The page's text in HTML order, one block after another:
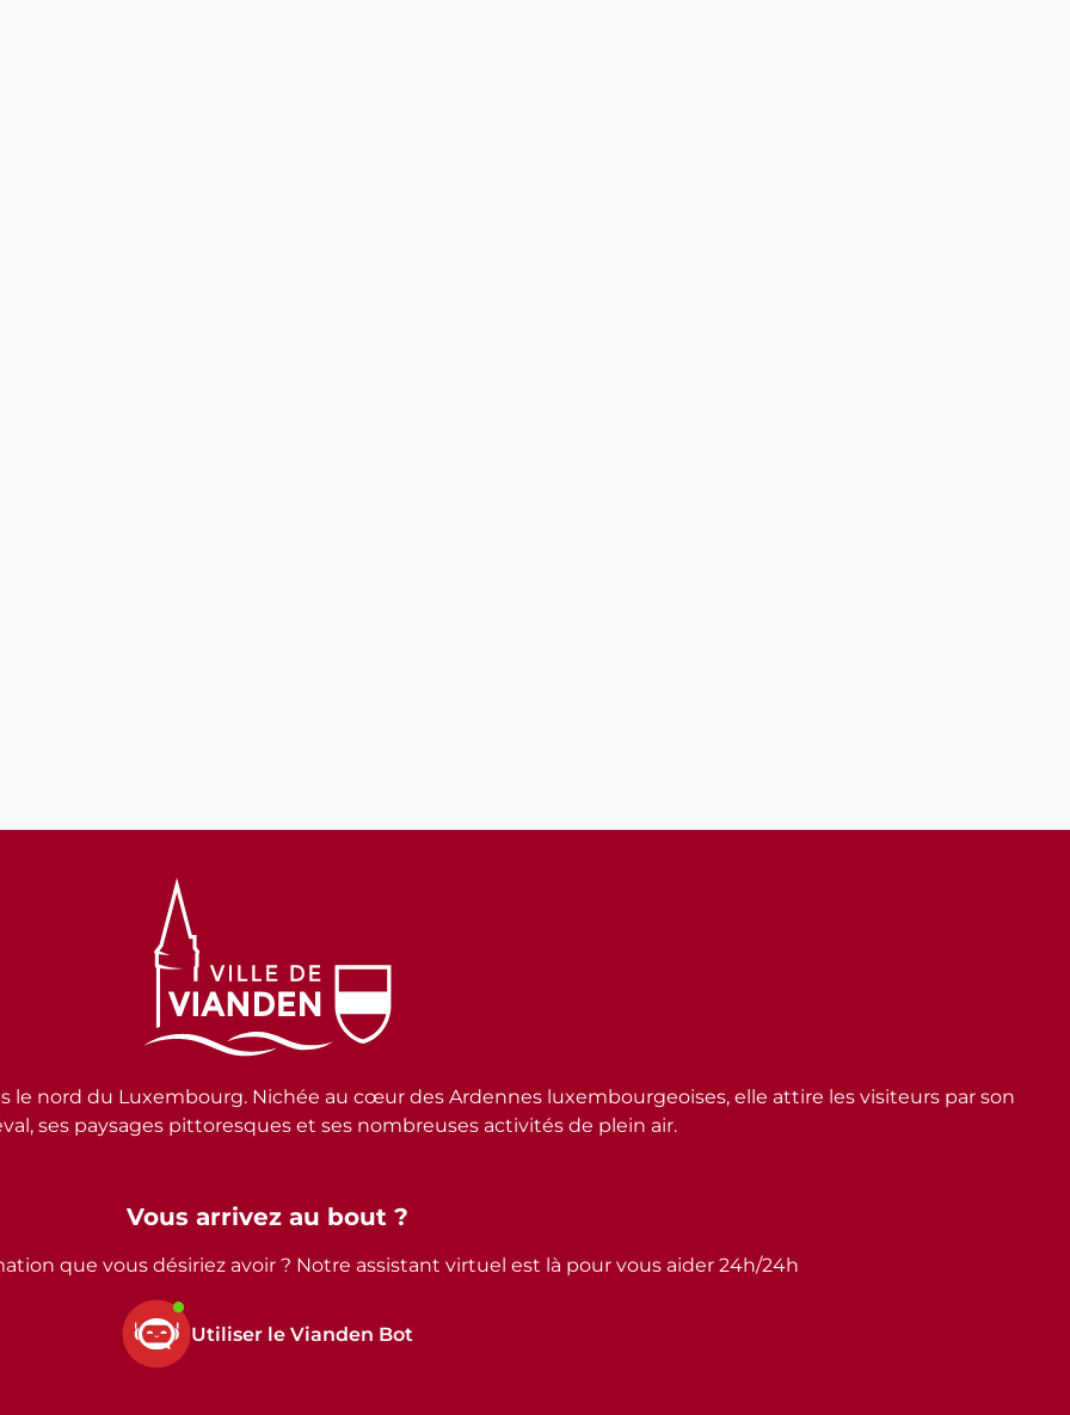
Vous arrivez au bout ?
que vous désiriez avoir ? Notre assistant virtuel est là pour vous aider 24h/24h
Utiliser le Vianden Bot
nord du Luxembourg. Nichée au cœur des Ardennes luxembourgeoises, elle attire les visiteurs par son
ses paysages pittoresques et ses nombreuses activités de plein air.